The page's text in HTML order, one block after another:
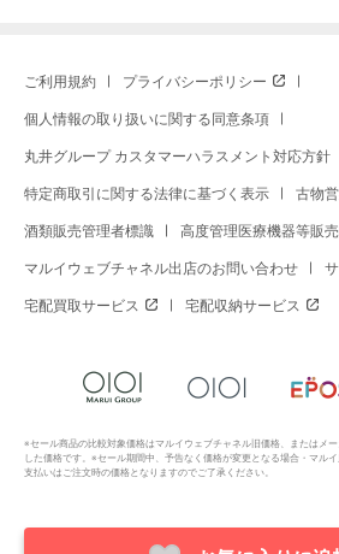
ご利用規約 プライバシーポリシー
個人情報の取り扱いに関する同意条項
丸井グループ カスタマーハラスメント対応方針
特定商取引に関する法律に基づく表示 古物
酒類販売管理者標識 高度管理医療機器等販
マルイウェブチャネル出店のお問い合わせ
宅配買取サービス 宅配収納サービス
※セール商品の比較対象価格はマルイウェブチャネル旧価格、またはメ
した価格です。※セール期間中、予告なく価格が変更となる場合・マル
支払いはご注文時の価格となりますのでご了承ください。